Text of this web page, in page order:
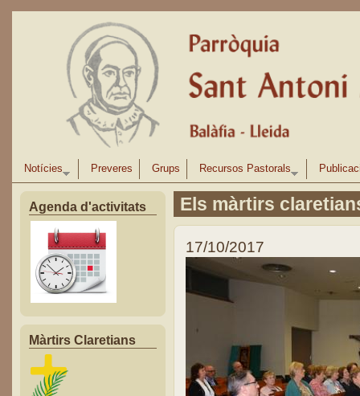
Notícies Preveres Grups Recursos Pastorals
Agenda d'activitats
Màrtirs Claretians
Els màrtirs
17/10/2017